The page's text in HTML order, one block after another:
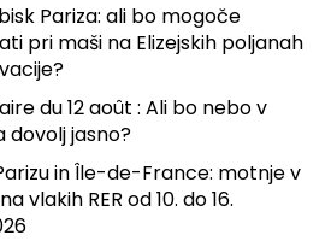
Pariza: ali bo mogoče
pri maši na Elizejskih poljanah
du 12 août : Ali bo nebo v
dovolj jasno?
in Île-de-France: motnje v
vlakih RER od 10. do 16.